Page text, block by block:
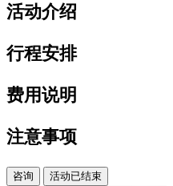
活动介绍
行程安排
费用说明
注意事项
咨询 活动已结束